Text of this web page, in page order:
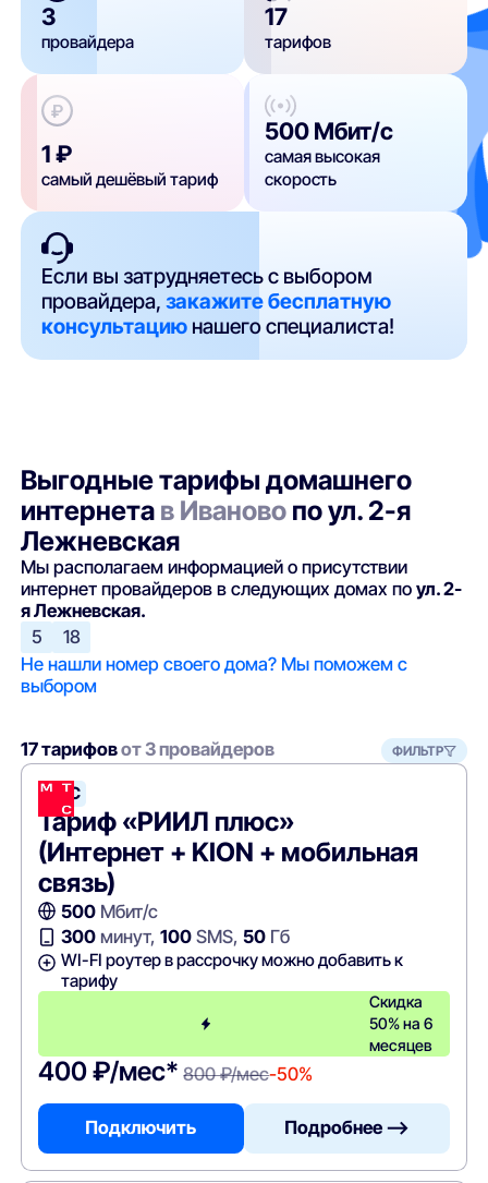
3
провайдера
17
тарифов
1 ₽
самый дешёвый тариф
500 Мбит/с
самая высокая
скорость
Если вы затрудняетесь с выбором
провайдера,закажите бесплатную
консультацию нашего специалиста!
Выгодные тарифы домашнего
интернета в Иваново по ул. 2-я
Лежневская
Мы располагаем информацией о присутствии
интернет провайдеров в следующих домах поул. 2-
я Лежневская.
5
18
Не нашли номер своего дома? Мы поможем с
выбором
17 тарифовот 3 провайдеров ФИЛЬТР
МТС
Тариф «РИИЛ плюс»
(Интернет + KION + мобильная
связь)
500Мбит/с
300минут, 100SMS, 50Гб
WI-FI роутер в рассрочку можно добавить к
тарифу
Скидка
50% на 6
месяцев
400 ₽/мес* 800 ₽/мес-50%
Подключить Подробнее —>